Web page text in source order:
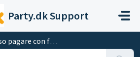
Party.dk Support
con fattura su Partyshop.it?